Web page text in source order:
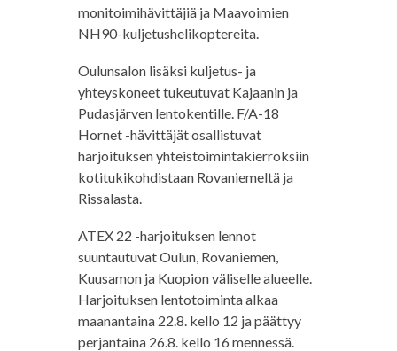
monitoimihävittäjiä ja Maavoimien
NH90-kuljetushelikoptereita.
Oulunsalon lisäksi kuljetus- ja
yhteyskoneet tukeutuvat Kajaanin ja
Pudasjärven lentokentille. F/A-18
Hornet -hävittäjät osallistuvat
harjoituksen yhteistoimintakierroksiin
kotitukikohdistaan Rovaniemeltä ja
Rissalasta.
ATEX 22 -harjoituksen lennot
suuntautuvat Oulun, Rovaniemen,
Kuusamon ja Kuopion väliselle alueelle.
Harjoituksen lentotoiminta alkaa
maanantaina 22.8. kello 12 ja päättyy
perjantaina 26.8. kello 16 mennessä.